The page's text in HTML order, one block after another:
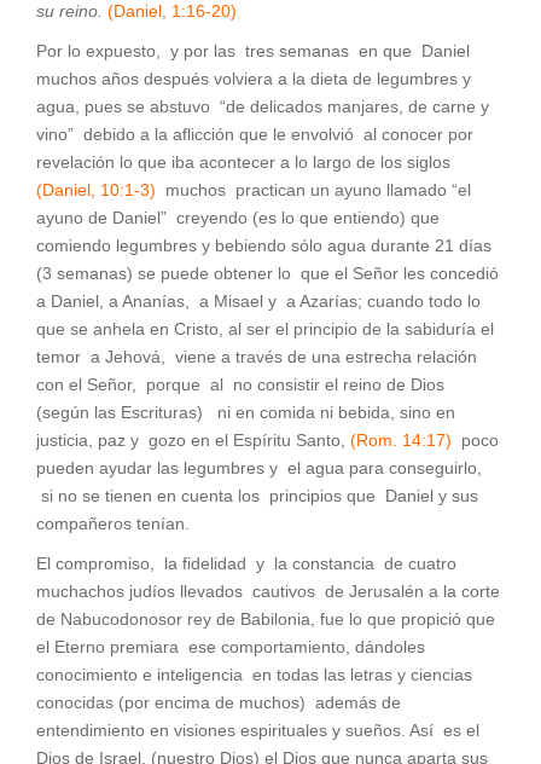
su reino. (Daniel, 1:16-20)
Por lo expuesto, y por las tres semanas en que Daniel
muchos años después volviera a la dieta de legumbres y
agua, pues se abstuvo “de delicados manjares, de carne y
vino” debido a la aflicción que le envolvió al conocer por
revelación lo que iba acontecer a lo largo de los siglos
(Daniel, 10:1-3)
muchos practican un ayuno llamado “el
ayuno de Daniel” creyendo (es lo que entiendo) que
comiendo legumbres y bebiendo sólo agua durante 21 días
(3 semanas) se puede obtener lo que el Señor les concedió
a Daniel, a Ananías, a Misael y a Azarías; cuando todo lo
que se anhela en Cristo, al ser el principio de la sabiduría el
temor a Jehová, viene a través de una estrecha relación
con el Señor, porque al no consistir el reino de Dios
(según las Escrituras) ni en comida ni bebida, sino en
justicia, paz y gozo en el Espíritu Santo, (Rom. 14:17) poco
pueden ayudar las legumbres y el agua para conseguirlo,
si no se tienen en cuenta los principios que Daniel y sus
compañeros tenían.
El compromiso, la fidelidad y la constancia de cuatro
muchachos judíos llevados cautivos de Jerusalén a la corte
de Nabucodonosor rey de Babilonia, fue lo que propició que
el Eterno premiara ese comportamiento, dándoles
conocimiento e inteligencia en todas las letras y ciencias
conocidas (por encima de muchos) además de
entendimiento en visiones espirituales y sueños. Así es el
Dios de Israel, (nuestro Dios) el Dios que nunca aparta sus